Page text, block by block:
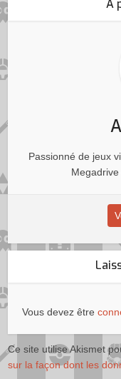
A
Passionné de jeux
Megadrive
Vous devez être
Ce site utilise Akismet
sur la façon dont les